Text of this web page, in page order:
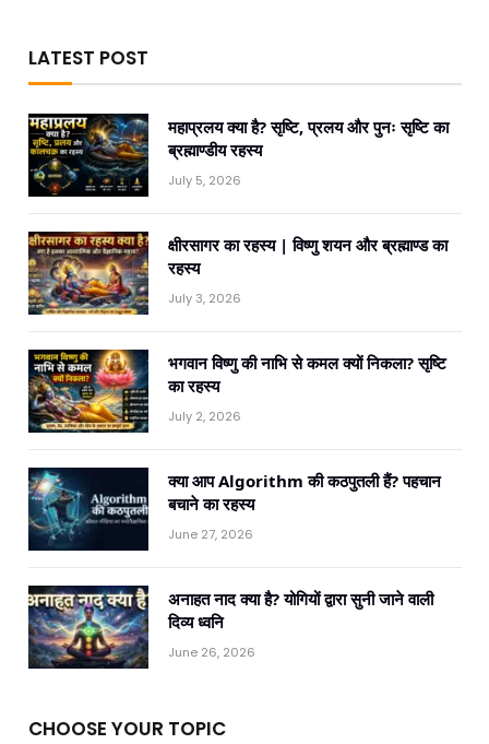
LATEST POST
महाप्रलय क्या है? सृष्टि, प्रलय और पुनः सृष्टि का
ब्रह्माण्डीय रहस्य
July 5, 2026
क्षीरसागर का रहस्य | विष्णु शयन और ब्रह्माण्ड का
रहस्य
July 3, 2026
भगवान विष्णु की नाभि से कमल क्यों निकला? सृष्टि
का रहस्य
July 2, 2026
क्या आप Algorithm की कठपुतली हैं? पहचान
बचाने का रहस्य
June 27, 2026
अनाहत नाद क्या है? योगियों द्वारा सुनी जाने वाली
दिव्य ध्वनि
June 26, 2026
CHOOSE YOUR TOPIC